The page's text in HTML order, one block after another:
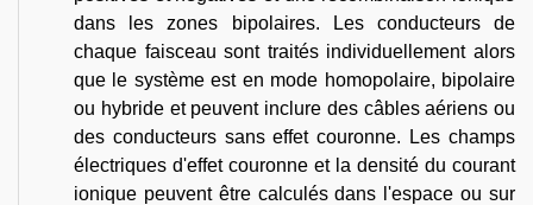
dans les zones bipolaires. Les conducteurs de
chaque faisceau sont traités individuellement alors
que le système est en mode homopolaire, bipolaire
ou hybride et peuvent inclure des câbles aériens ou
des conducteurs sans effet couronne. Les champs
électriques d'effet couronne et la densité du courant
ionique peuvent être calculés dans l'espace ou sur